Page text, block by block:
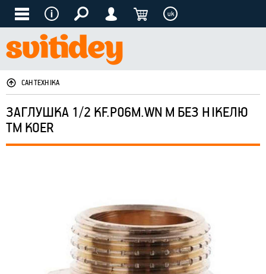
uk
САНТЕХНІКА
ЗАГЛУШКА 1/2 KF.P06M.WN M БЕЗ НІКЕЛЮ
ТМ KOER